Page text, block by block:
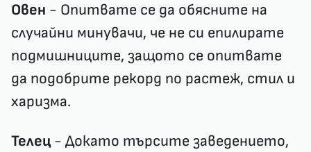
Овен - Опитвате се да обясните на
случайни минувачи, че не си епилирате
подмишниците, защото се опитвате
да подобрите рекорд по растеж, стил и
харизма.
Телец- Докато търсите заведението,